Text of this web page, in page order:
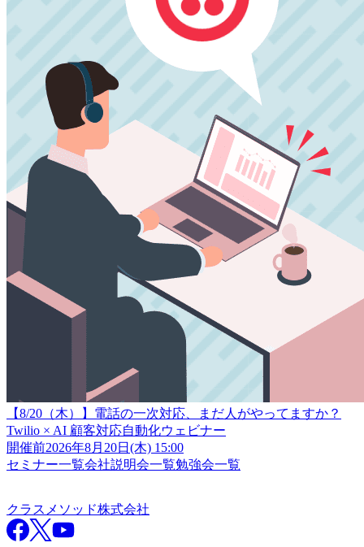
【8/20（木）】電話の一次対応、まだ人がやってますか？
Twilio × AI 顧客対応自動化ウェビナー
開催前2026年8月20日(木) 15:00
セミナー一覧会社説明会一覧勉強会一覧
クラスメソッド株式会社
Facebook
X YouTube